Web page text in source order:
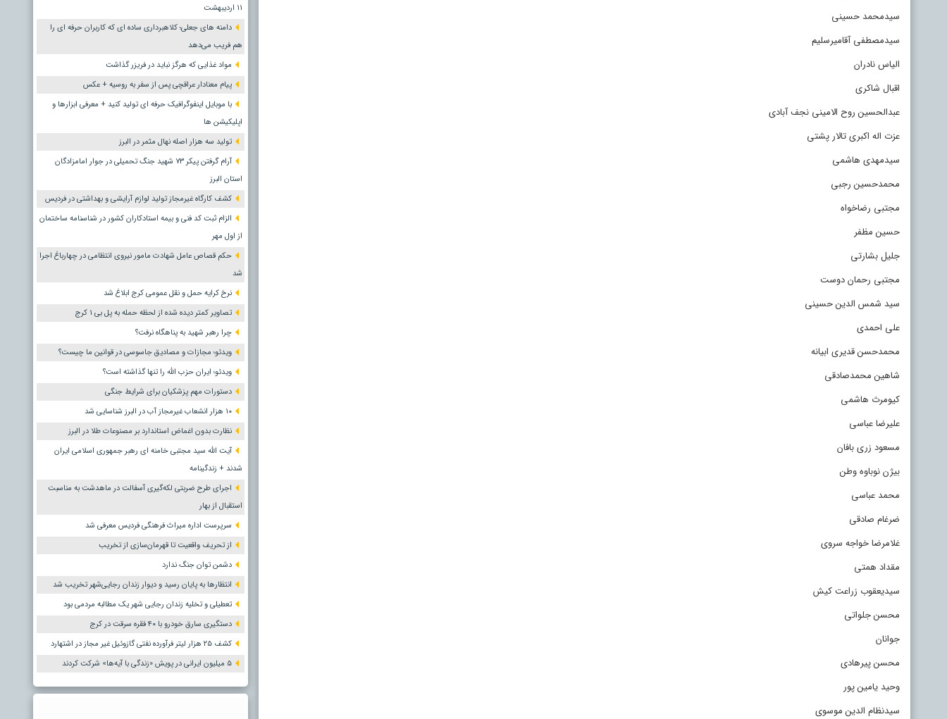
سیدمحمد حسینی
سیدمصطفی آقامیرسلیم
الیاس نادران
اقبال شاکری
عبدالحسین روح الامینی نجف آبادی
عزت اله اکبری تالار پشتی
سیدمهدی هاشمی
محمدحسین رجبی
مجتبی رضاخواه
حسین مظفر
جلیل بشارتی
مجتبی رحمان دوست
سید شمس الدین حسینی
علی احمدی
محمدحسن قدیری ابیانه
شاهین محمدصادقی
کیومرث هاشمی
علیرضا عباسی
مسعود زری بافان
بیژن نوباوه وطن
محمد عباسی
ضرغام صادقی
غلامرضا خواجه سروی
مقداد همتی
سیدیعقوب زراعت کیش
محسن جلواتی
جوانان
محسن پیرهادی
وحید یامین پور
سیدنظام الدین موسوی
١١ اردیبهشت
دامنه های جعلی؛ کلاهبرداری ساده ای که کاربران حرفه ای را
هم فریب می‌دهد
مواد غذایی که هرگز نباید در فریزر گذاشت
پیام معنادار عراقچی پس از سفر به روسیه + عکس
با موبایل اینفوگرافیک حرفه ای تولید کنید + معرفی ابزارها و
اپلیکیشن ها
تولید سه هزار اصله نهال مثمر در البرز
آرام گرفتن پیکر ۷۳ شهید جنگ تحمیلی در جوار امامزادگان
استان البرز
کشف کارگاه غیرمجاز تولید لوازم آرایشی و بهداشتی در فردیس
الزام ثبت کد فنی و بیمه استادکاران کشور در شناسنامه ساختمان
از اول مهر
حکم قصاص عامل شهادت مامور نیروی انتظامی در چهارباغ اجرا
شد
نرخ کرایه حمل و نقل عمومی کرج ابلاغ شد
تصاویر کمتر دیده شده از لحظه حمله به پل بی ۱ کرج
چرا رهبر شهید به پناهگاه نرفت؟
ویدئو؛ مجازات و مصادیق جاسوسی در قوانین ما چیست؟
ویدئو؛ ایران حزب الله را تنها گذاشته است؟
دستورات مهم پزشکیان برای شرایط جنگی
۱۰ هزار انشعاب غیرمجاز آب در البرز شناسایی شد
نظارت بدون اغماض استاندارد بر مصنوعات طلا در البرز
آیت الله سید مجتبی خامنه ای رهبر جمهوری اسلامی ایران
شدند + زندگینامه
اجرای طرح ضربتی لکه‌گیری آسفالت در ماهدشت به مناسبت
استقبال از بهار
سرپرست اداره میراث فرهنگی فردیس معرفی شد
از تحریف واقعیت تا قهرمان‌سازی از تخریب
دشمن توان جنگ ندارد
انتظارها به پایان رسید و دیوار زندان رجایی‌شهر تخریب شد
تعطیلی و تخلیه زندان رجایی شهر یک مطالبه مردمی بود
دستگیری سارق خودرو با ۴۰ فقره سرقت در کرج
کشف ۲۵ هزار لیتر فرآورده نفتی گازوئیل غیر مجاز در اشتهارد
۵ میلیون ایرانی در پویش «زندگی با آیه‌ها» شرکت کردند